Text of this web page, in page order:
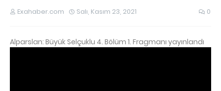
Exahaber.com Salı, Kasım 23, 2021 0
Alparslan: Büyük Selçuklu 4. Bölüm 1. Fragmanı yayınlandı